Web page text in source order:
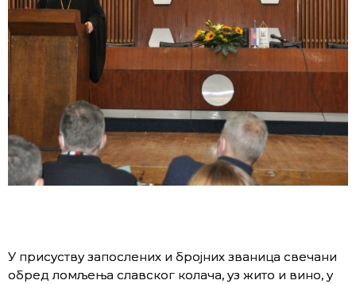
У присуству запослених и бројних званица свечани
обред ломљења славског колача, уз жито и вино, у